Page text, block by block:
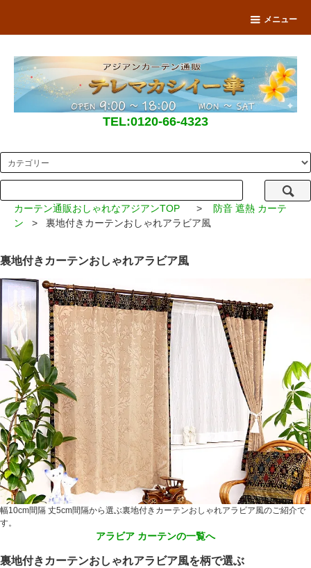
メニュー
TEL:0120-66-4323
カーテン通販おしゃれなアジアンTOP > 防音 遮熱 カーテ
ン > 裏地付きカーテンおしゃれアラビア風
裏地付きカーテンおしゃれアラビア風
幅10cm間隔 丈5cm間隔から選ぶ裏地付きカーテンおしゃれアラビア風のご紹介で
す。
アラビア カーテンの一覧へ
裏地付きカーテンおしゃれアラビア風を柄で選ぶ